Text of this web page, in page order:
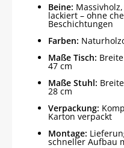
Beine:
lackiert – ohne
Beschichtungen
Farben:
Maße Tisch:
47 cm
Maße Stuhl:
28 cm
Verpackung:
Karton verpackt
Montage:
schneller Aufbau